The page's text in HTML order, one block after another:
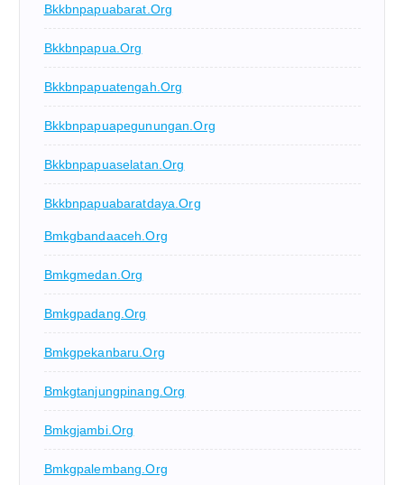
Bkkbnpapuabarat.org
Bkkbnpapua.org
Bkkbnpapuatengah.org
Bkkbnpapuapegunungan.org
Bkkbnpapuaselatan.org
Bkkbnpapuabaratdaya.org
Bmkgbandaaceh.org
Bmkgmedan.org
Bmkgpadang.org
Bmkgpekanbaru.org
Bmkgtanjungpinang.org
Bmkgjambi.org
Bmkgpalembang.org